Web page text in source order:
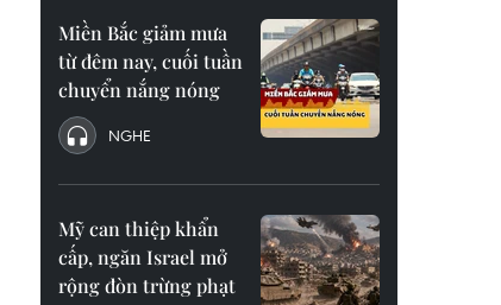
Miền Bắc giảm mưa
từ đêm nay, cuối tuần
chuyển nắng nóng
NGHE
Mỹ can thiệp khẩn
cấp, ngăn Israel mở
rộng đòn trừng phạt